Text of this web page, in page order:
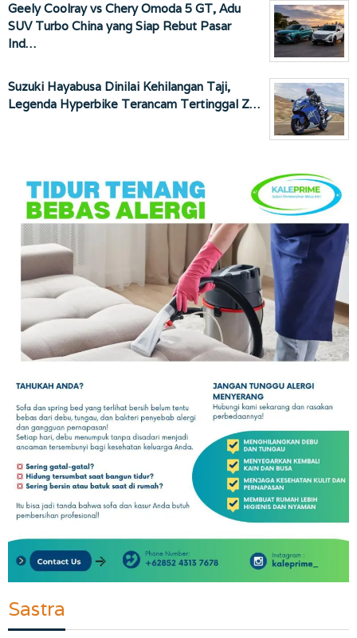
Geely Coolray vs Chery Omoda 5 GT, Adu
SUV Turbo China yang Siap Rebut Pasar
Ind…
Suzuki Hayabusa Dinilai Kehilangan Taji,
Legenda Hyperbike Terancam Tertinggal Z…
Sastra